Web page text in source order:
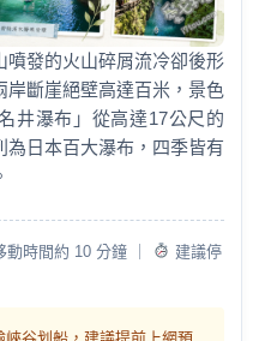
噴發的火山碎屑流冷卻後形
岸斷崖絕壁高達百米，景色
井瀑布」從高達17公尺的
為日本百大瀑布，四季皆有
時間約 10 分鐘 ｜
建議停